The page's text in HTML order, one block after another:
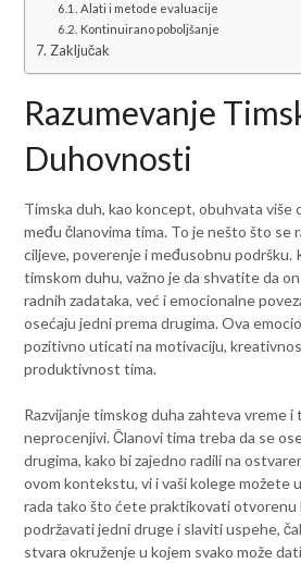
Alati i metode evaluacije
Kontinuirano poboljšanje
Zaključak
Razumevanje
Duhovnosti
Timska duh, kao koncept, obuhvata više
među članovima tima. To je nešto što se
ciljeve, poverenje i međusobnu podršku.
timskom duhu, važno je da shvatite da
radnih zadataka, već i emocionalne
osećaju jedni prema drugima. Ova
pozitivno uticati na motivaciju,
produktivnost tima.
Razvijanje timskog duha zahteva vreme
neprocenjivi. Članovi tima treba da se
drugima, kako bi zajedno radili na
ovom kontekstu, vi i vaši kolege možete
rada tako što ćete praktikovati otvorenu
podržavati jedni druge i slaviti uspehe,
stvara okruženje u kojem svako može